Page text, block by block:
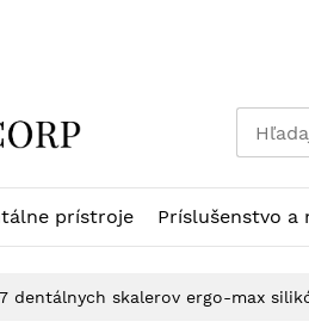
prístroje Príslušenstvo a
dentálnych skalerov ergo-max